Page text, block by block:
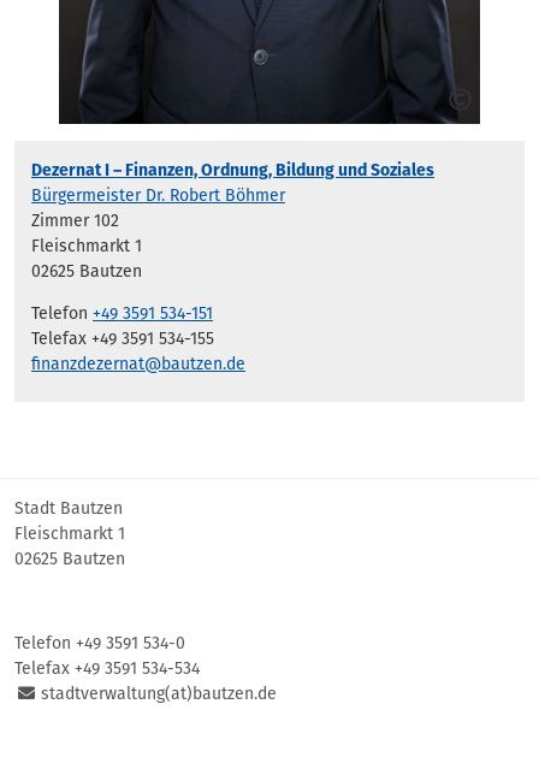
Dezernat I – Finanzen, Ordnung, Bildung und Soziales
Bürgermeister Dr. Robert Böhmer
Zimmer 102
Fleischmarkt 1
02625 Bautzen
Telefon +49 3591 534-151
Telefax +49 3591 534-155
finanzdezernat@bautzen.de
Stadt Bautzen
Fleischmarkt 1
02625 Bautzen
Telefon +49 3591 534-0
Telefax +49 3591 534-534
stadtverwaltung(at)bautzen.de